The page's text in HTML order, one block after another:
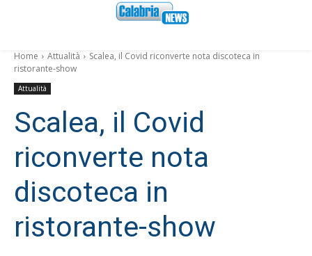
Home Attualità
Scalea, il Covid riconverte nota discoteca in
ristorante-show
Attualità
Scalea, il Covid
riconverte nota
discoteca in
ristorante-show